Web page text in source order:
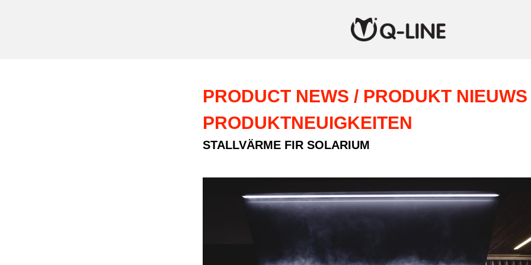
PRODUCT NEWS / PRODUKT NIEUWS
PRODUKTNEUIGKEITEN
STALLVÄRME FIR SOLARIUM